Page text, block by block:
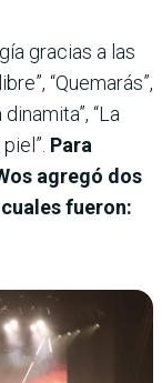
gracias a las
“Quemarás”,
“La
Para
agregó dos
fueron: